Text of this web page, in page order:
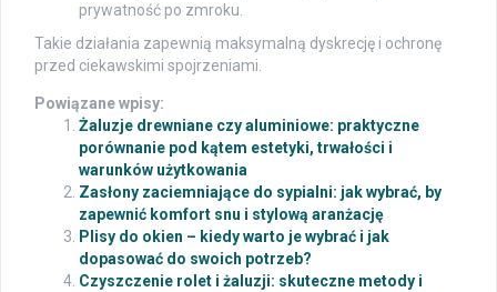
prywatność po zmroku.
Takie działania zapewnią maksymalną dyskrecję i ochronę
przed ciekawskimi spojrzeniami.
Powiązane wpisy:
Żaluzje drewniane czy aluminiowe: praktyczne
porównanie pod kątem estetyki, trwałości i
warunków użytkowania
Zasłony zaciemniające do sypialni: jak wybrać, by
zapewnić komfort snu i stylową aranżację
Plisy do okien – kiedy warto je wybrać i jak
dopasować do swoich potrzeb?
Czyszczenie rolet i żaluzji: skuteczne metody i